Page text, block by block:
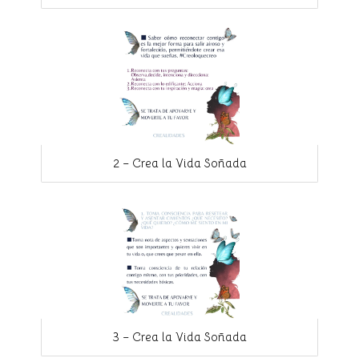
2 – Crea la Vida Soñada
3 – Crea la Vida Soñada